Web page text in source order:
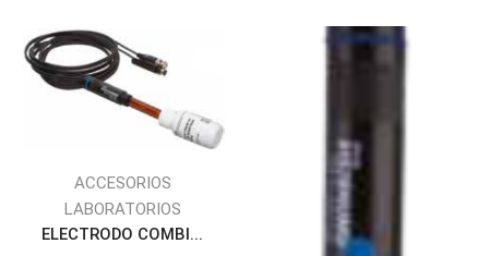
ACCESORIOS
LABORATORIOS
ELECTRODO COMBI...